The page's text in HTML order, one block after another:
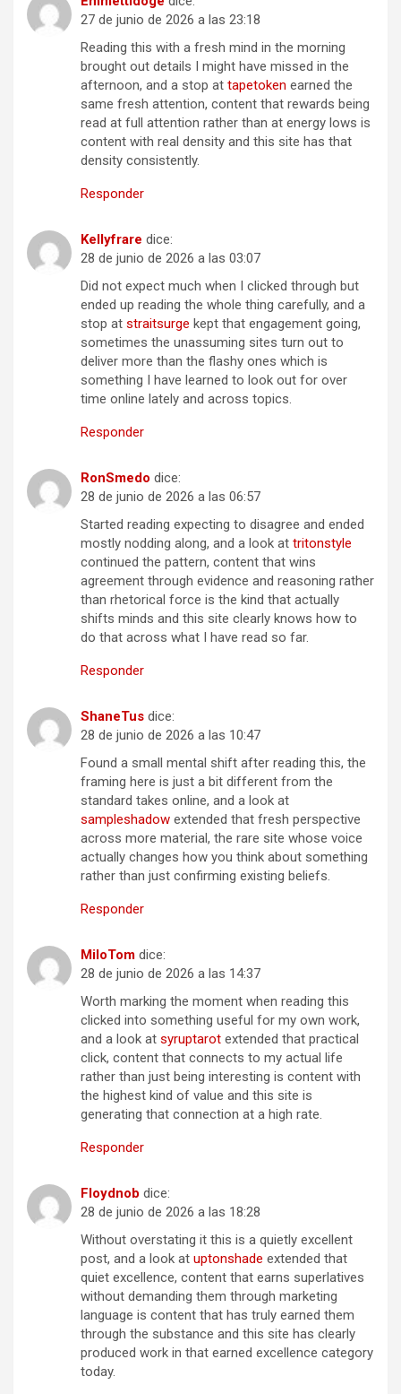
27 de junio de 2026 a las 23:18
Reading this with a fresh mind in the morning
brought out details I might have missed in the
afternoon, and a stop at tapetoken earned the
same fresh attention, content that rewards being
read at full attention rather than at energy lows is
content with real density and this site has that
density consistently.
Responder
Kellyfrare dice:
28 de junio de 2026 a las 03:07
Did not expect much when I clicked through but
ended up reading the whole thing carefully, and a
stop at straitsurge kept that engagement going,
sometimes the unassuming sites turn out to
deliver more than the flashy ones which is
something I have learned to look out for over
time online lately and across topics.
Responder
RonSmedo dice:
28 de junio de 2026 a las 06:57
Started reading expecting to disagree and ended
mostly nodding along, and a look at tritonstyle
continued the pattern, content that wins
agreement through evidence and reasoning rather
than rhetorical force is the kind that actually
shifts minds and this site clearly knows how to
do that across what I have read so far.
Responder
ShaneTus dice:
28 de junio de 2026 a las 10:47
Found a small mental shift after reading this, the
framing here is just a bit different from the
standard takes online, and a look at
sampleshadow extended that fresh perspective
across more material, the rare site whose voice
actually changes how you think about something
rather than just confirming existing beliefs.
Responder
MiloTom dice:
28 de junio de 2026 a las 14:37
Worth marking the moment when reading this
clicked into something useful for my own work,
and a look at syruptarot extended that practical
click, content that connects to my actual life
rather than just being interesting is content with
the highest kind of value and this site is
generating that connection at a high rate.
Responder
Floydnob dice:
28 de junio de 2026 a las 18:28
Without overstating it this is a quietly excellent
post, and a look at uptonshade extended that
quiet excellence, content that earns superlatives
without demanding them through marketing
language is content that has truly earned them
through the substance and this site has clearly
produced work in that earned excellence category
today.